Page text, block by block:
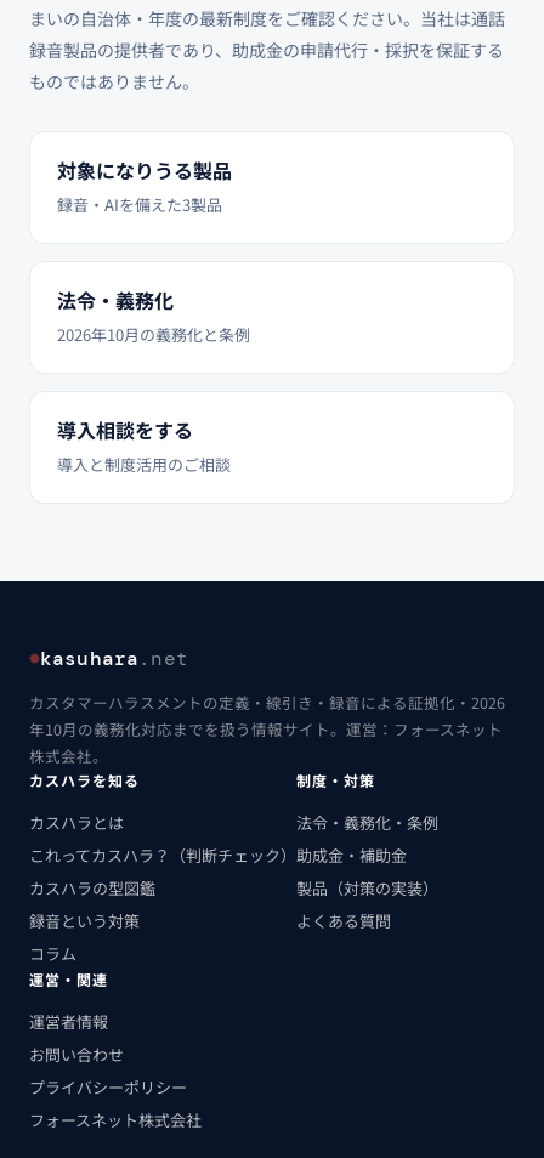
まいの自治体・年度の最新制度をご確認ください。当社は通話
録音製品の提供者であり、助成金の申請代行・採択を保証する
ものではありません。
対象になりうる製品
録音・AIを備えた3製品
法令・義務化
2026年10月の義務化と条例
導入相談をする
導入と制度活用のご相談
kasuhara.net
カスタマーハラスメントの定義・線引き・録音による証拠化・2026
年10月の義務化対応までを扱う情報サイト。運営：フォースネット
株式会社。
カスハラを知る
カスハラとは
これってカスハラ？（判断チェック）
カスハラの型図鑑
録音という対策
コラム
制度・対策
法令・義務化・条例
助成金・補助金
製品（対策の実装）
よくある質問
運営・関連
運営者情報
お問い合わせ
プライバシーポリシー
フォースネット株式会社